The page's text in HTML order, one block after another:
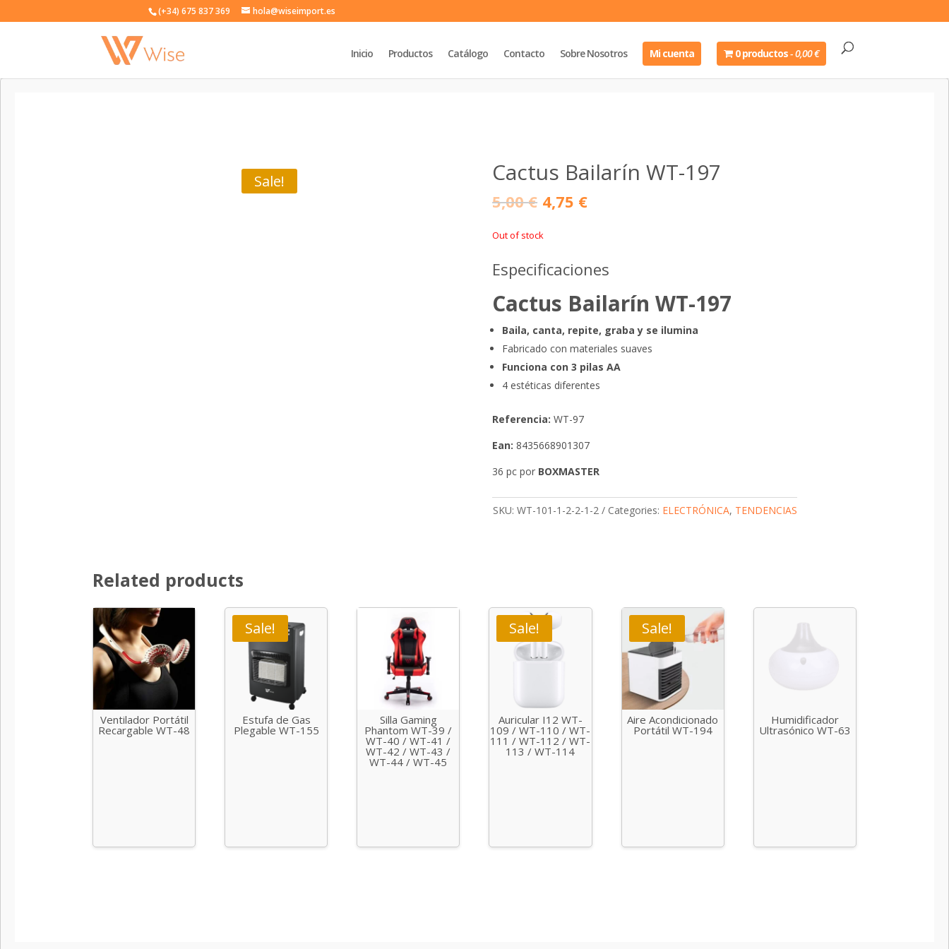
(+34) 675 837 369 hola@wiseimport.es
Inicio Productos Catálogo Contacto Sobre Nosotros Mi cuenta 0 productos 0,00 €
Sale! Cactus Bailarín WT-197
5,00€ 4,75 €
Out of stock
Especificaciones
Cactus Bailarín WT-197
Baila, canta, repite, graba y se ilumina
Fabricado con materiales suaves
Funciona con 3 pilas AA
4 estéticas diferentes
Referencia:WT-97
Ean:8435668901307
36 pc por BOXMASTER
SKU: WT-101-1-2-2-1-2 Categories: ELECTRÓNICA, TENDENCIAS
Related products
Ventilador Portátil
Recargable WT-48
Sale!
Estufa de Gas
Plegable WT-155
Silla Gaming
Phantom WT-39 /
WT-40 / WT-41 /
WT-42 / WT-43 /
WT-44 / WT-45
Sale!
Auricular I12 WT-
109 / WT-110 / WT-
111 / WT-112 / WT-
113 / WT-114
Sale!
Aire Acondicionado
Portátil WT-194
Humidificador
Ultrasónico WT-63